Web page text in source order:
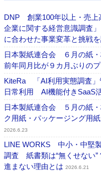
DNP 創業100年以上・売上
企業に関する経営意識調査
に合わせた事業変革と挑戦
日本製紙連合会 ６月の紙
前年同月比が９カ月ぶりの
KiteRa 「AI利用実態調査」
日常利用 AI機能付きSaaS
日本製紙連合会 ５月の紙
ク用紙・パッケージング用
2026.6.23
LINE WORKS 中小・中堅
調査 紙書類は“無くせない”
進まない理由とは 2026.6.21